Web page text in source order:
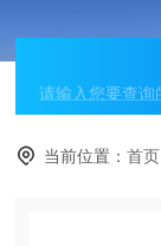
当前位置：首页